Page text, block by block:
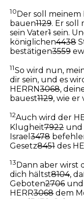
10Der soll meinem
bauen1129. Er soll
sein Vater1 sein.
königlichen4438
bestätigen3559
11So wird nun,
dir sein, und es
HERRN3068,
bauest1129, wie er
12Auch wird der
Klugheit7922 und
Israel 3478
Gesetz8451 des
13Dann aber wirst
dich hältst8104,
Geboten2706
HERR3068 dem